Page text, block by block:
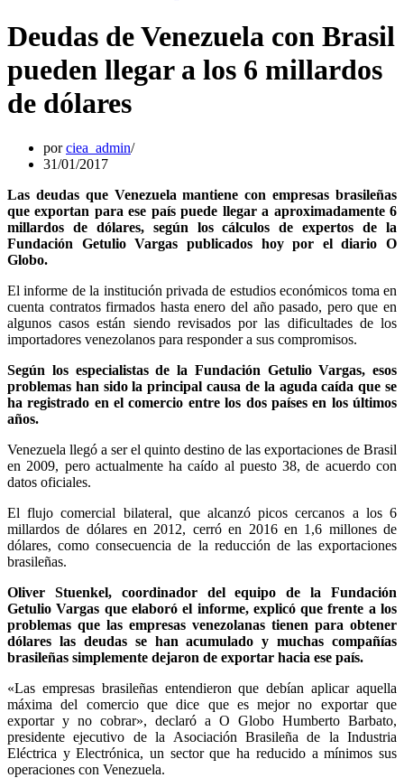
Deudas de Venezuela con Brasil
pueden llegar a los 6 millardos
de dólares
porciea_admin
31/01/2017
Las deudas que Venezuela mantiene con empresas brasileñas
que exportan para ese país puede llegar a aproximadamente 6
millardos de dólares, según los cálculos de expertos de la
Fundación Getulio Vargas publicados hoy por el diario O
Globo.
El informe de la institución privada de estudios económicos toma en
cuenta contratos firmados hasta enero del año pasado, pero que en
algunos casos están siendo revisados por las dificultades de los
importadores venezolanos para responder a sus compromisos.
Según los especialistas de la Fundación Getulio Vargas, esos
problemas han sido la principal causa de la aguda caída que se
ha registrado en el comercio entre los dos países en los últimos
años.
Venezuela llegó a ser el quinto destino de las exportaciones de Brasil
en 2009, pero actualmente ha caído al puesto 38, de acuerdo con
datos oficiales.
El flujo comercial bilateral, que alcanzó picos cercanos a los 6
millardos de dólares en 2012, cerró en 2016 en 1,6 millones de
dólares, como consecuencia de la reducción de las exportaciones
brasileñas.
Oliver Stuenkel, coordinador del equipo de la Fundación
Getulio Vargas que elaboró el informe, explicó que frente a los
problemas que las empresas venezolanas tienen para obtener
dólares las deudas se han acumulado y muchas compañías
brasileñas simplemente dejaron de exportar hacia ese país.
«Las empresas brasileñas entendieron que debían aplicar aquella
máxima del comercio que dice que es mejor no exportar que
exportar y no cobrar», declaró a O Globo Humberto Barbato,
presidente ejecutivo de la Asociación Brasileña de la Industria
Eléctrica y Electrónica, un sector que ha reducido a mínimos sus
operaciones con Venezuela.